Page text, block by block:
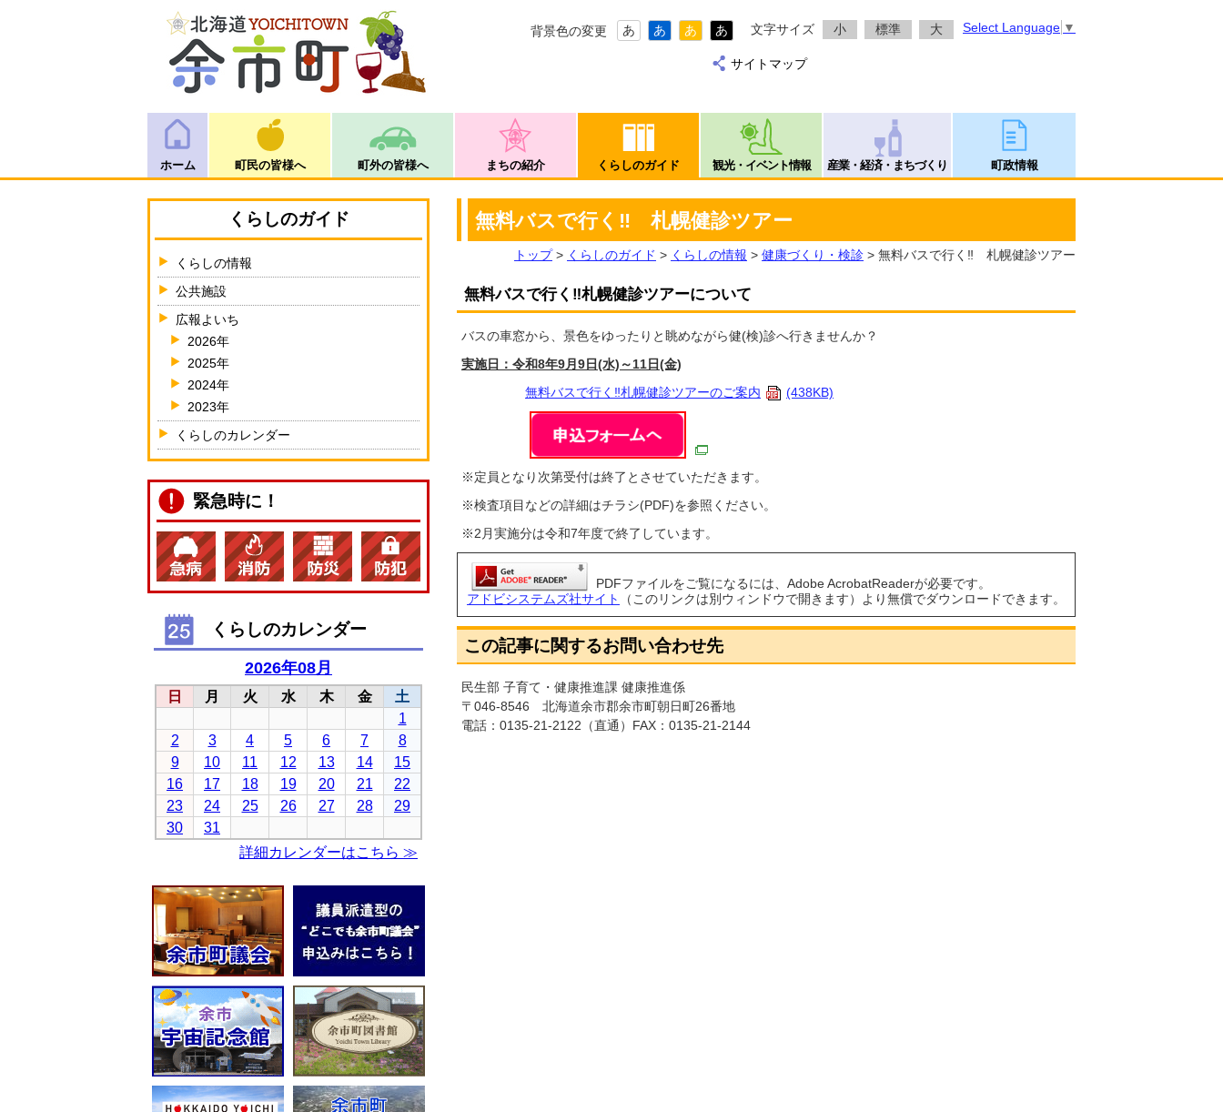
背景色の変更 あ あ あ あ 文字サイズ 小 標準 大 Select Language ▼
サイトマップ
ホーム 町民の皆様へ 町外の皆様へ まちの紹介 くらしのガイド 観光・イベント情報 産業・経済・まちづくり 町政情報
無料バスで行く‼ 札幌健診ツアー
トップ> くらしのガイド > くらしの情報 > 健康づくり・検診 > 無料バスで行く‼ 札幌健診ツアー
無料バスで行く‼札幌健診ツアーについて
バスの車窓から、景色をゆったりと眺めながら健(検)診へ行きませんか？
実施日：令和8年9月9日(水)～11日(金)
無料バスで行く‼札幌健診ツアーのご案内
(438KB)
※定員となり次第受付は終了とさせていただきます。
※検査項目などの詳細はチラシ(PDF)を参照ください。
※2月実施分は令和7年度で終了しています。
PDFファイルをご覧になるには、Adobe AcrobatReaderが必要です。
アドビシステムズ社サイト
（このリンクは別ウィンドウで開きます）より無償でダウンロードできます。
この記事に関するお問い合わせ先
民生部 子育て・健康推進課 健康推進係
〒046-8546 北海道余市郡余市町朝日町26番地
電話： 0135-21-2122 （直通）FAX：0135-21-2144
くらしのガイド
くらしの情報
公共施設
広報よいち
2026年
2025年
2024年
2023年
くらしのカレンダー
緊急時に！
くらしのカレンダー